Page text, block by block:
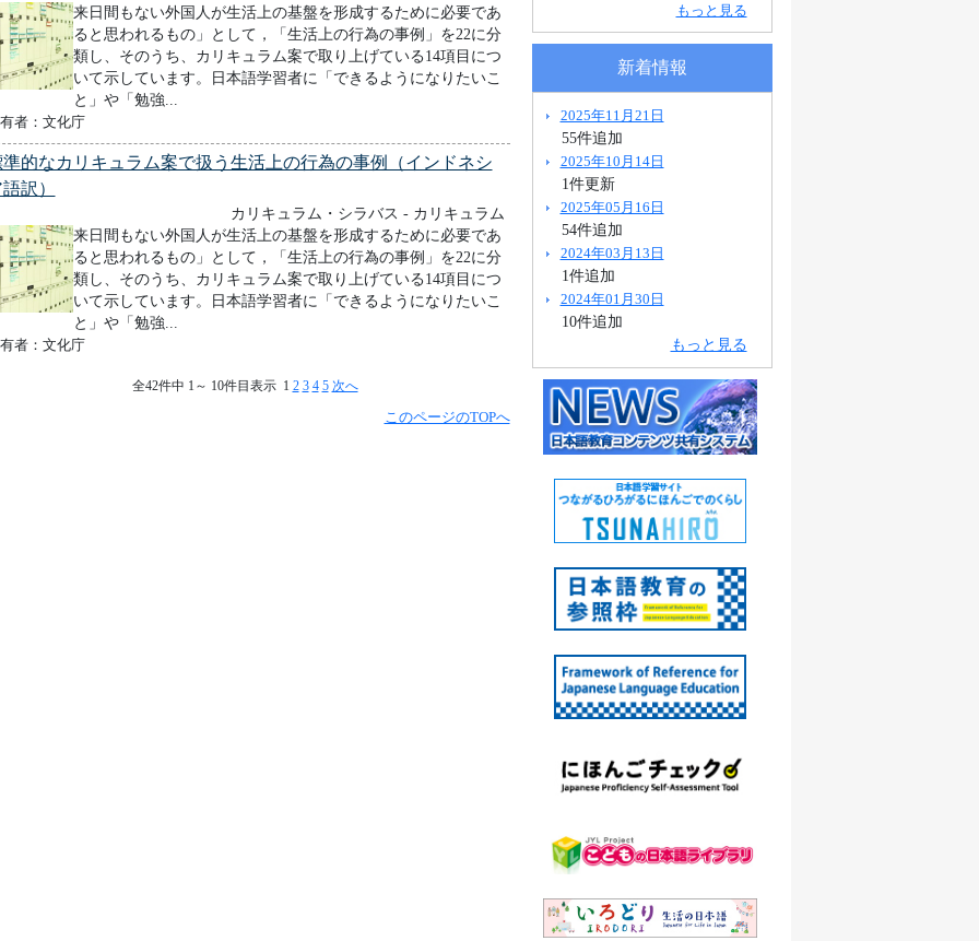
来日間もない外国人が生活上の基盤を形成するために必要であ
ると思われるもの」として，「生活上の行為の事例」を22に分
類し、そのうち、カリキュラム案で取り上げている14項目につ
いて示しています。日本語学習者に「できるようになりたいこ
と」や「勉強...
者：文化庁
的なカリキュラム案で扱う生活上の行為の事例（インドネシ
訳）
カリキュラム・シラバス - カリキュラム
来日間もない外国人が生活上の基盤を形成するために必要であ
ると思われるもの」として，「生活上の行為の事例」を22に分
類し、そのうち、カリキュラム案で取り上げている14項目につ
いて示しています。日本語学習者に「できるようになりたいこ
と」や「勉強...
者：文化庁
全42件中 1～ 10件目表示 1 2 3 4 5 次へ
このページのTOPへ
もっと見る
新着情報
2025年11月21日
55件追加
2025年10月14日
1件更新
2025年05月16日
54件追加
2024年03月13日
1件追加
2024年01月30日
10件追加
もっと見る